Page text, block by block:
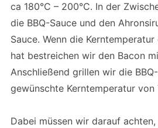
ca 180°C – 200°C. In der
die BBQ-Sauce und den
Sauce. Wenn die
hat bestreichen wir den Bacon
Anschließend grillen wir die
gewünschte Kerntemperatur von
Dabei müssen wir darauf